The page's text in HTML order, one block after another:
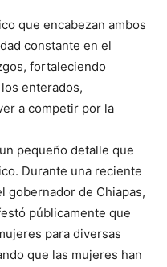
que encabezan ambos
constante en el
fortaleciendo
enterados,
a competir por la
pequeño detalle que
Durante una reciente
gobernador de Chiapas,
públicamente que
para diversas
que las mujeres han